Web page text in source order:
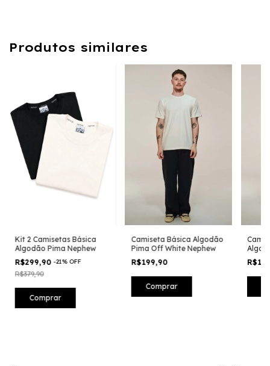
Produtos similares
Kit 2 Camisetas Básica
Algodão Pima Nephew
R$299,90-21% OFF
R$379,90
Comprar
Camiseta Básica Algodão
Pima Off White Nephew
R$199,90
Comprar